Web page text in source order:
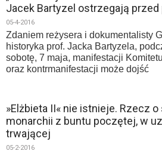
Jacek Bartyzel ostrzegają
05-4-2016
Zdaniem reżysera i dokumentalisty
historyka prof. Jacka Bartyzela,
sobotę, 7 maja, manifestacji
oraz kontrmanifestacji może dojść
»Elżbieta II« nie istnieje. Rzecz
monarchii z buntu poczętej, w
trwającej
05-2-2016